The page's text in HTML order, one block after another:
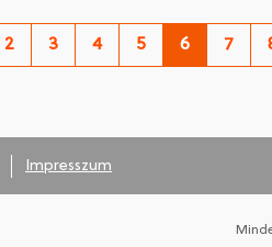
2 3 4 5 6 7
Impresszum